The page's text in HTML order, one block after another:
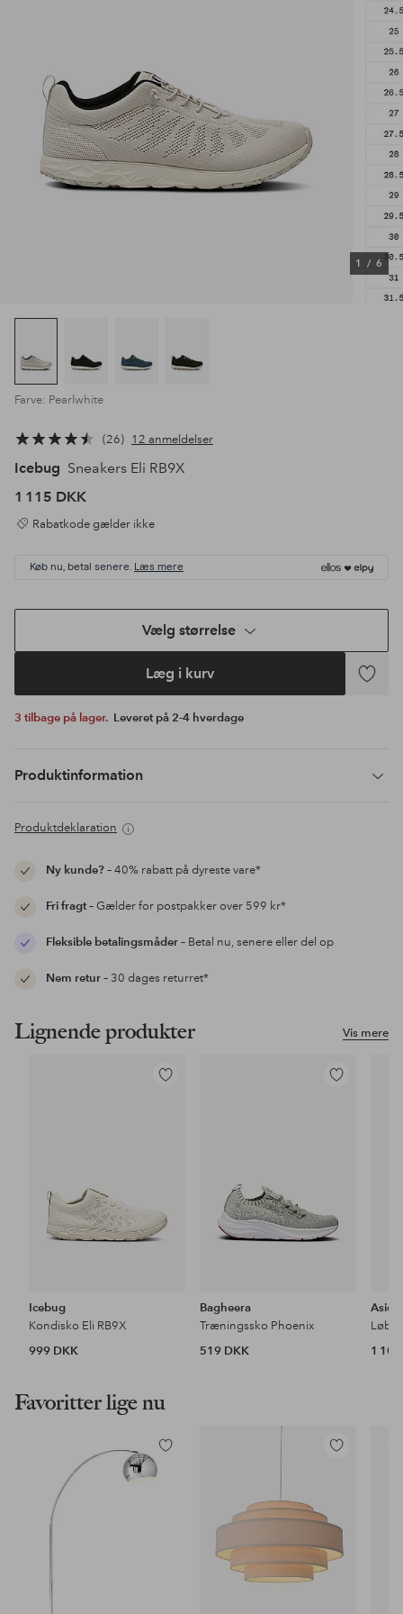
1 / 6
Farve: Pearlwhite
26 12 anmeldelser
Icebug Sneakers Eli RB9X
1 115 DKK
Rabatkode gælder ikke
Køb nu, betal senere. Læs mere
Vælg størrelse
Læg i kurv
Tilføj
3 tilbage på lager. Leveret på 2-4 hverdage
Produktinformation
Produktdeklaration
Ny kunde?– 40% rabatt på dyreste vare*
Fri fragt– Gælder for postpakker over 599 kr*
Fleksible betalingsmåder– Betal nu, senere eller del op
Nem retur– 30 dages returret*
Vis mere
Lignende produkter
Tilføj
Icebug
Kondisko Eli RB9X
999 DKK
Tilføj
Bagheera
Træningssko Phoenix
519 DKK
Asics
1
Favoritter lige nu
Tilføj
til
Tilføj